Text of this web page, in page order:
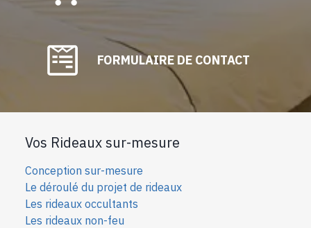
FORMULAIRE DE CONTACT
Vos Rideaux sur-mesure
Conception sur-mesure
Le déroulé du projet de rideaux
Les rideaux occultants
Les rideaux non-feu